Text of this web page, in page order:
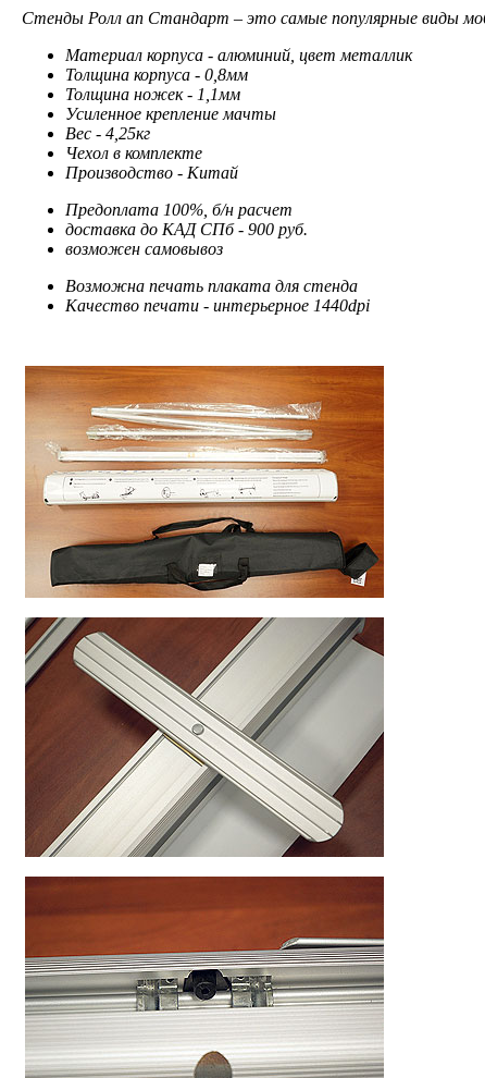
Стенды Ролл ап Стандарт – это самые популярные виды
Материал корпуса - алюминий, цвет металлик
Толщина корпуса - 0,8мм
Толщина ножек - 1,1мм
Усиленное крепление мачты
Вес - 4,25кг
Чехол в комплекте
Производство - Китай
Предоплата 100%, б/н расчет
доставка до КАД СПб - 900 руб.
возможен самовывоз
Возможна печать плаката для стенда
Качество печати - интерьерное 1440dpi